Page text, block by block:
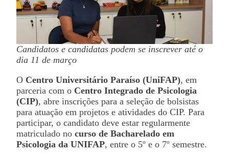
Candidatos e candidatas podem se inscrever até o
dia 11 de março
O Centro Universitário Paraíso (UniFAP), em
parceria com o Centro Integrado de Psicologia
(CIP), abre inscrições para a seleção de bolsistas
para atuação em projetos e atividades do CIP. Para
participar, o candidato deve estar regularmente
matriculado no curso de Bacharelado em
Psicologia da UNIFAP, entre o 5º e o 7º semestre.